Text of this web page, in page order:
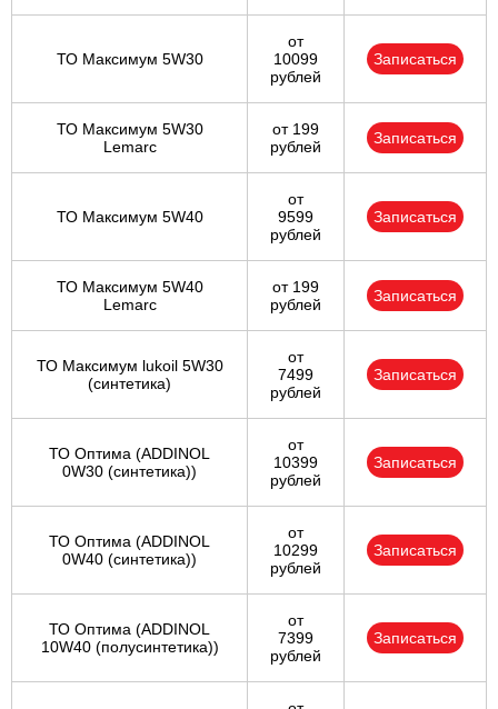
ТО Максимум 5W30
от
10099
рублей
Записаться
ТО Максимум 5W30
Lemarc
от 199
рублей
Записаться
ТО Максимум 5W40
от
9599
рублей
Записаться
ТО Максимум 5W40
Lemarc
от 199
рублей
Записаться
ТО Максимум lukoil 5W30
(синтетика)
от
7499
рублей
Записаться
ТО Оптима (ADDINOL
0W30 (синтетика))
от
10399
рублей
Записаться
ТО Оптима (ADDINOL
0W40 (синтетика))
от
10299
рублей
Записаться
ТО Оптима (ADDINOL
10W40 (полусинтетика))
от
7399
рублей
Записаться